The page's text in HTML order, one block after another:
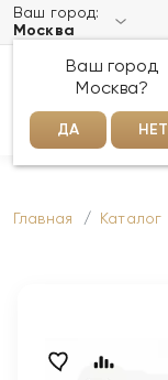
Ваш город:
Москва
Ваш город
Москва?
ДА НЕТ
Главная Каталог